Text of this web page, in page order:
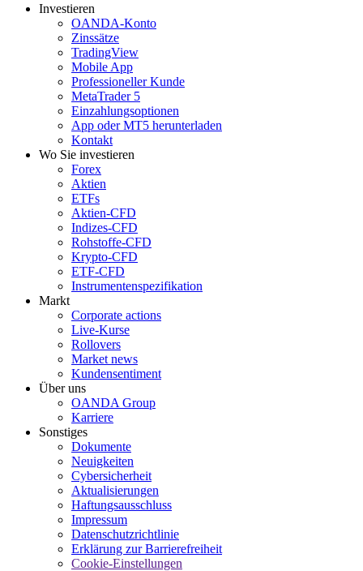
Investieren
OANDA-Konto
Zinssätze
TradingView
Mobile App
Professioneller Kunde
MetaTrader 5
Einzahlungsoptionen
App oder MT5 herunterladen
Kontakt
Wo Sie investieren
Forex
Aktien
ETFs
Aktien-CFD
Indizes-CFD
Rohstoffe-CFD
Krypto-CFD
ETF-CFD
Instrumentenspezifikation
Markt
Corporate actions
Live-Kurse
Rollovers
Market news
Kundensentiment
Über uns
OANDA Group
Karriere
Sonstiges
Dokumente
Neuigkeiten
Cybersicherheit
Aktualisierungen
Haftungsausschluss
Impressum
Datenschutzrichtlinie
Erklärung zur Barrierefreiheit
Cookie-Einstellungen